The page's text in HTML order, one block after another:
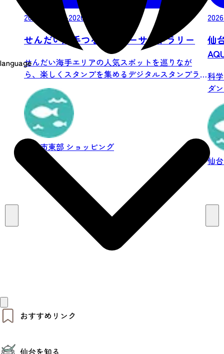
language
おすすめリンク
モデルコース
2026/07/25-2026/08/31
せんだい海手つなげるシーサイドラリー
せんだい海手エリアの人気スポットを巡りなが
ら、楽しくスタンプを集めるデジタルスタンプラ
リーを開...
仙台市東部 ショッピング
仙
科
ダ
デ
仙